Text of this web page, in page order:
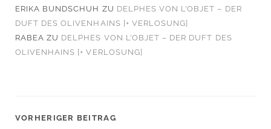
ERIKA BUNDSCHUH ZU DELPHES VON L’OBJET – DER
DUFT DES OLIVENHAINS [+ VERLOSUNG]
RABEA ZU DELPHES VON L’OBJET – DER DUFT DES
OLIVENHAINS [+ VERLOSUNG]
VORHERIGER BEITRAG